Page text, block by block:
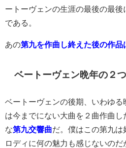
ートーヴェンの生涯の最後の最
である。
あの第九を作曲し終えた後の作品
ベートーヴェン晩年の２
ベートーヴェンの後期、いわゆ
は今までにない大曲を２曲作曲し
な第九交響曲だ。僕はこの第九は
ロディに何の魅力も感じないのだ